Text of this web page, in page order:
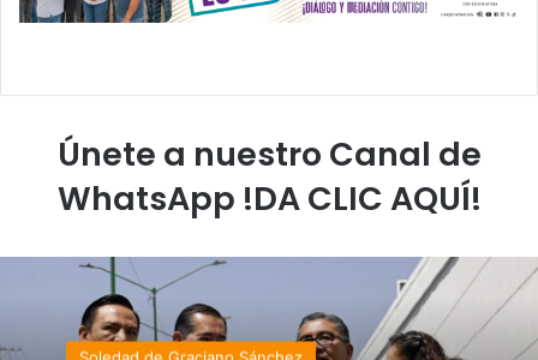
Únete a nuestro Canal de
WhatsApp !DA CLIC AQUÍ!